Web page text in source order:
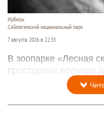
Ирбисы.
Сайлюгемский национальный парк
7 августа 2026 в 22:35
В зоопарке «Лесная
просторных вольера